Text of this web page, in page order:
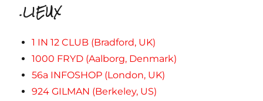
.LIEUX
1 IN 12 CLUB (Bradford, UK)
1000 FRYD (Aalborg, Denmark)
56a INFOSHOP (London, UK)
924 GILMAN (Berkeley, US)